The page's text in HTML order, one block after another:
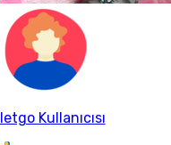
letgo Kullanıcısı